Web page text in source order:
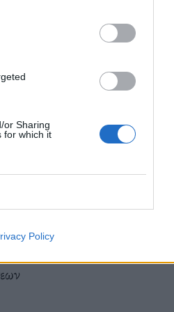
or Sharing
for which it
Policy
κι αν
Ookla®, η
τις